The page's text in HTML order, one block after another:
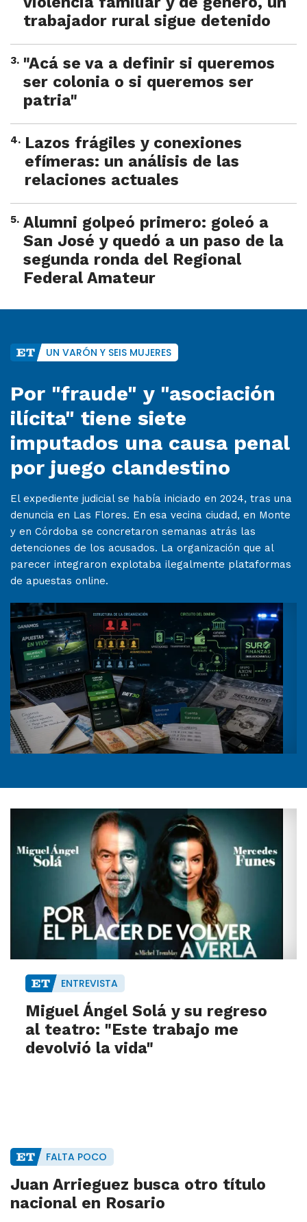
trabajador rural sigue detenido
3. "Acá se va a definir si queremos
ser colonia o si queremos ser
patria"
4. Lazos frágiles y conexiones
efímeras: un análisis de las
relaciones actuales
5. Alumni golpeó primero: goleó a
San José y quedó a un paso de la
segunda ronda del Regional
Federal Amateur
UN VARÓN Y SEIS MUJERES
Por "fraude" y "asociación
ilícita" tiene siete
imputados una causa penal
por juego clandestino
El expediente judicial se había iniciado en 2024, tras una
denuncia en Las Flores. En esa vecina ciudad, en Monte
y en Córdoba se concretaron semanas atrás las
detenciones de los acusados. La organización que al
parecer integraron explotaba ilegalmente plataformas
de apuestas online.
ENTREVISTA
Miguel Ángel Solá y su regreso
al teatro: "Este trabajo me
devolvió la vida"
FALTA POCO
Juan Arrieguez busca otro título
nacional en Rosario